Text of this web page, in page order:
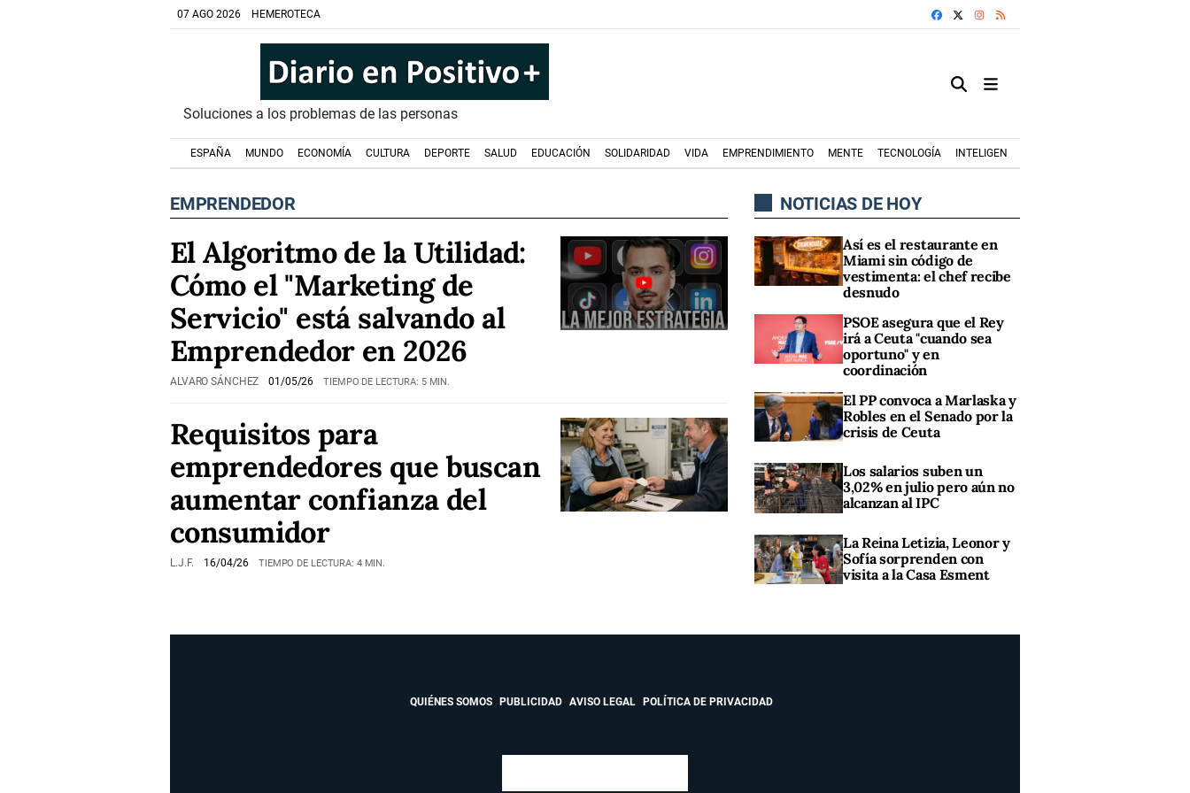
07 AGO 2026 HEMEROTECA FACEBOOKINSTAGRAM
Soluciones a los problemas de las personas
ESPAÑA MUNDO ECONOMÍA CULTURA DEPORTE SALUD EDUCACIÓN SOLIDARIDAD VIDA EMPRENDIMIENTO MENTE TECNOLOGÍA INTELIGENCIA ARTIFICIAL
EMPRENDEDOR
El Algoritmo de la Utilidad:
Cómo el "Marketing de
Servicio" está salvando al
Emprendedor en 2026
ALVARO SÁNCHEZ 01/05/26 TIEMPO DE LECTURA: 5 MIN.
Requisitos para
emprendedores que buscan
aumentar confianza del
consumidor
L.J.F. 16/04/26 TIEMPO DE LECTURA: 4 MIN.
NOTICIAS DE HOY
Así es el restaurante en
Miami sin código de
vestimenta: el chef recibe
desnudo
PSOE asegura que el Rey
irá a Ceuta "cuando sea
oportuno" y en
coordinación
El PP convoca a Marlaska y
Robles en el Senado por la
crisis de Ceuta
Los salarios suben un
3,02% en julio pero aún no
alcanzan al IPC
La Reina Letizia, Leonor y
Sofía sorprenden con
visita a la Casa Esment
QUIÉNES SOMOS PUBLICIDAD AVISO LEGAL POLÍTICA DE PRIVACIDAD